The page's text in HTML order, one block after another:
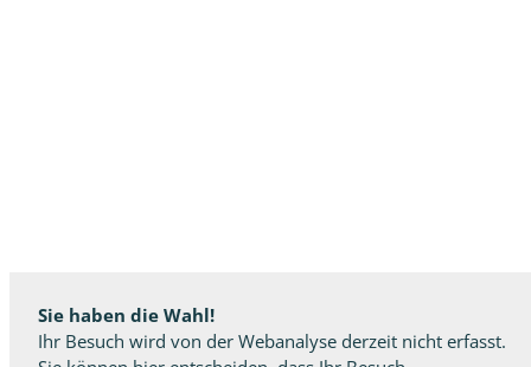
Sie haben die Wahl!
Ihr Besuch wird von der Webanalyse derzeit nicht erfasst.